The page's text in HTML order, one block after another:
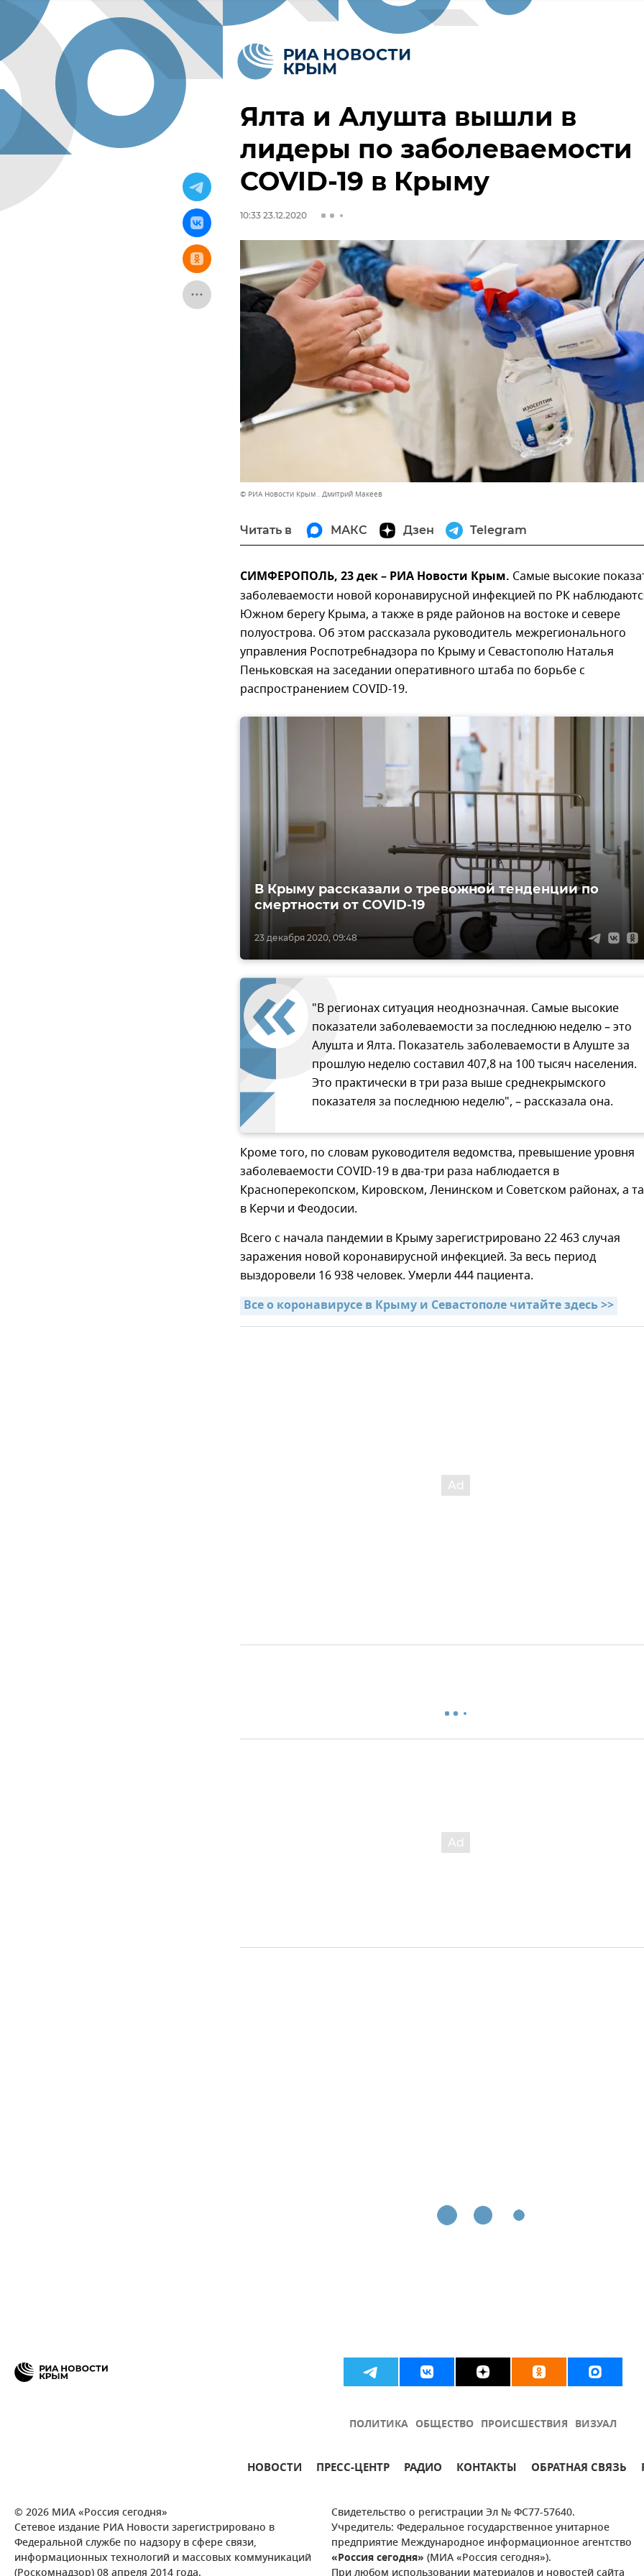
Ялта и Алушта вышли в
лидеры по заболеваемости
COVID-19 в Крыму
10:33 23.12.2020
© РИА Новости Крым . Дмитрий Макеев
Читать в МАКС Дзен Telegram
СИМФЕРОПОЛЬ, 23 дек – РИА Новости Крым. Самые высокие
заболеваемости новой коронавирусной инфекцией по РК
Южном берегу Крыма, а также в ряде районов на востоке и севере
полуострова. Об этом рассказала руководитель межрегионального
управления Роспотребнадзора по Крыму и Севастополю Наталья
Пеньковская на заседании оперативного штаба по борьбе с
распространением COVID-19.
23 декабря 2020, 09:48
В Крыму рассказали о тревожной тенденции по
смертности от COVID-19
"В регионах ситуация неоднозначная. Самые высокие
показатели заболеваемости за последнюю неделю – это
Алушта и Ялта. Показатель заболеваемости в Алуште за
прошлую неделю составил 407,8 на 100 тысяч населения.
Это практически в три раза выше среднекрымского
показателя за последнюю неделю", – рассказала она.
Кроме того, по словам руководителя ведомства, превышение уровня
заболеваемости COVID-19 в два-три раза наблюдается в
Красноперекопском, Кировском, Ленинском и Советском районах, а
в Керчи и Феодосии.
Всего с начала пандемии в Крыму зарегистрировано 22 463 случая
заражения новой коронавирусной инфекцией. За весь период
выздоровели 16 938 человек. Умерли 444 пациента.
Все о коронавирусе в Крыму и Севастополе читайте здесь >>
ПОЛИТИКА ОБЩЕСТВО ПРОИСШЕСТВИЯ ВИЗУАЛ
НОВОСТИ ПРЕСС-ЦЕНТР РАДИО КОНТАКТЫ ОБРАТНАЯ СВЯЗЬ
© 2026 МИА «Россия сегодня»
Сетевое издание РИА Новости зарегистрировано в
Федеральной службе по надзору в сфере связи,
информационных технологий и массовых коммуникаций
Свидетельство о регистрации Эл № ФС77-57640.
Учредитель: Федеральное государственное унитарное
предприятие Международное информационное агентство
«Россия сегодня» (МИА «Россия сегодня»).